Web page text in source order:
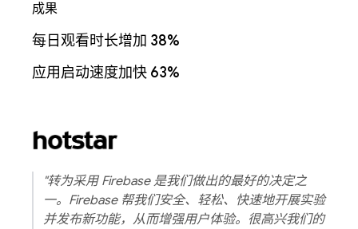
成果
每日观看时长增加 38%
应用启动速度加快 63%
"转为采用 Firebase 是我们做出的最好的决定之
一。Firebase 帮我们安全、轻松、快速地开展实验
并发布新功能，从而增强用户体验。很高兴我们的